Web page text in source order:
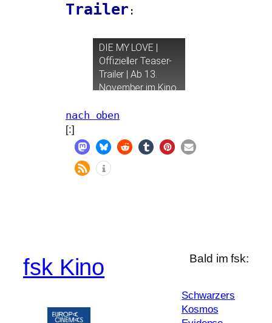
Trailer :
DIE MY LOVE
Offizieller Teaser-
Trailer | Ab 13.
November im Kino
nach oben
[:]
fsk Kino Bald im fsk:
Schwarzers
Kosmos